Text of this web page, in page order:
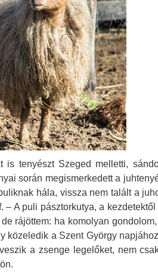
tenyészt Szeged melletti,
során megismerkedett a
hála, vissza nem talált a
A puli pásztorkutya, a kezdetektől
rájöttem: ha komolyan
közeledik a Szent György
a zsenge legelőket, nem